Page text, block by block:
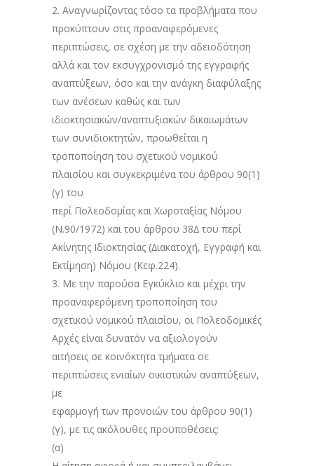
2. Αναγνωρίζοντας τόσο τα προβλήματα που
προκύπτουν στις προαναφερόμενες
περιπτώσεις, σε σχέση με την αδειοδότηση
αλλά και τον εκσυγχρονισμό της εγγραφής
αναπτύξεων, όσο και την ανάγκη διαφύλαξης
των ανέσεων καθώς και των
ιδιοκτησιακών/αναπτυξιακών δικαιωμάτων
των συνιδιοκτητών, προωθείται η
τροποποίηση του σχετικού νομικού
πλαισίου και συγκεκριμένα του άρθρου 90(1)
(γ) του
περί Πολεοδομίας και Χωροταξίας Νόμου
(Ν.90/1972) και του άρθρου 38∆ του περί
Ακίνητης Ιδιοκτησίας (∆ιακατοχή, Εγγραφή και
Εκτίμηση) Νόμου (Κεφ.224).
3. Με την παρούσα Εγκύκλιο και μέχρι την
προαναφερόμενη τροποποίηση του
σχετικού νομικού πλαισίου, οι Πολεοδομικές
Αρχές είναι δυνατόν να αξιολογούν
αιτήσεις σε κοινόκτητα τμήματα σε
περιπτώσεις ενιαίων οικιστικών αναπτύξεων,
με
εφαρμογή των προνοιών του άρθρου 90(1)
(γ), με τις ακόλουθες προϋποθέσεις:
(α)